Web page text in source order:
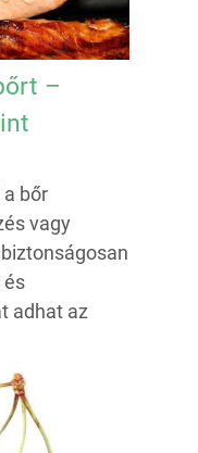
–
bőr
vagy
és
adhat az